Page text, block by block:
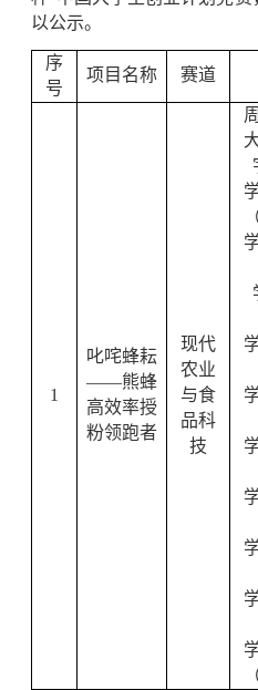
以公示。
序
号
项目名称 赛道
1
叱咤蜂耘
——熊蜂
高效率授
粉领跑者
现代
农业
与食
品科
技